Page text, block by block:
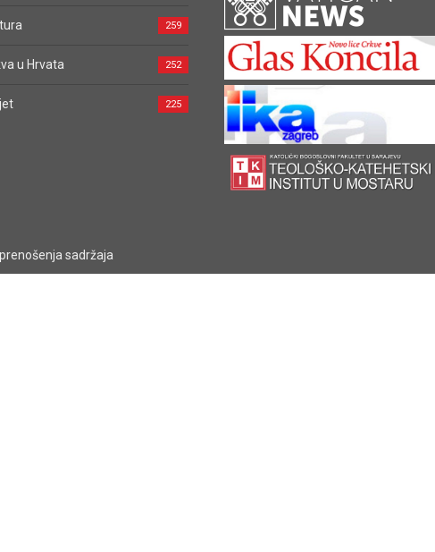
259
u Hrvata 252
225
sadržaja